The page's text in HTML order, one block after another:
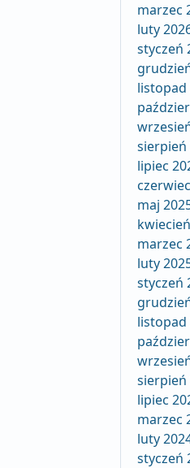
marzec
luty
styczeń
listopad
sierpień
lipiec
maj
marzec
luty
styczeń
listopad
sierpień
lipiec
marzec
luty
styczeń